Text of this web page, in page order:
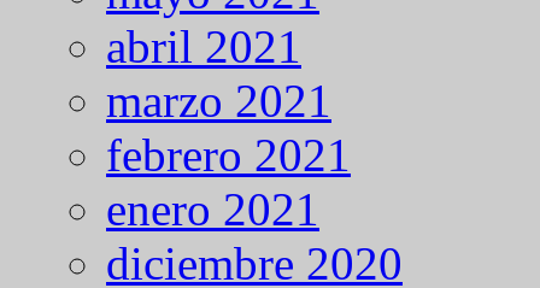
abril 2021
marzo 2021
febrero 2021
enero 2021
diciembre 2020